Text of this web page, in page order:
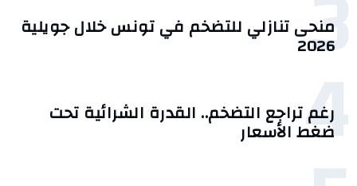
منحى تنازلي ‎للتضخم في تونس خلال جويلية
2026‎
4
رغم تراجع التضخم.. القدرة الشرائية تحت
ضغط الأسعار